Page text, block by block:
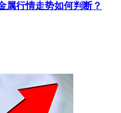
属行情走势如何判断？